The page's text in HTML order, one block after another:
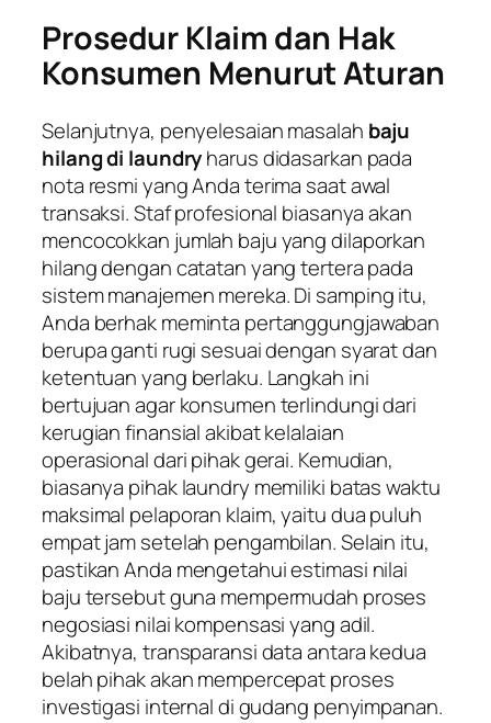
Prosedur Klaim dan Hak
Konsumen Menurut Aturan
Selanjutnya, penyelesaian masalah baju
hilang di laundryharus didasarkan pada
nota resmi yang Anda terima saat awal
transaksi. Staf profesional biasanya akan
mencocokkan jumlah baju yang dilaporkan
hilang dengan catatan yang tertera pada
sistem manajemen mereka. Di samping itu,
Anda berhak meminta pertanggungjawaban
berupa ganti rugi sesuai dengan syarat dan
ketentuan yang berlaku. Langkah ini
bertujuan agar konsumen terlindungi dari
kerugian finansial akibat kelalaian
operasional dari pihak gerai. Kemudian,
biasanya pihak laundry memiliki batas waktu
maksimal pelaporan klaim, yaitu dua puluh
empat jam setelah pengambilan. Selain itu,
pastikan Anda mengetahui estimasi nilai
baju tersebut guna mempermudah proses
negosiasi nilai kompensasi yang adil.
Akibatnya, transparansi data antara kedua
belah pihak akan mempercepat proses
investigasi internal di gudang penyimpanan.